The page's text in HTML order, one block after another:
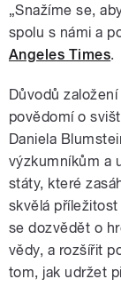
„Snažíme se,
spolu s námi a
Angeles Times.
Důvodů
povědomí o
Daniela
výzkumníkům a
státy, které
skvělá
se dozvědět o
vědy, a rozšířit
tom, jak udržet